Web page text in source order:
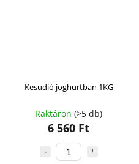
Kesudió joghurtban 1KG
Raktáron (>5 db)
6 560 Ft